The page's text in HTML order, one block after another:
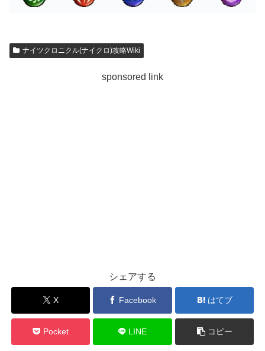
ナイツクロニクル(ナイクロ)攻略Wiki
sponsored link
シェアする
X Facebook はてブ
Pocket LINE コピー